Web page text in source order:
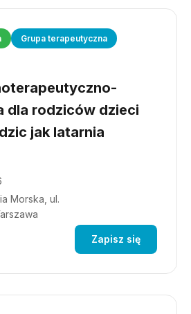
Grupa terapeutyczna
dla rodziców dzieci
jak latarnia
Morska, ul.
Zapisz się